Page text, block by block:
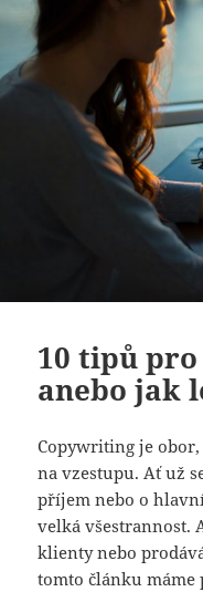
10 tipů
anebo jak
Copywriting je
na vzestupu. Ať už
příjem nebo o
velká všestrannost.
klienty nebo
tomto článku máme